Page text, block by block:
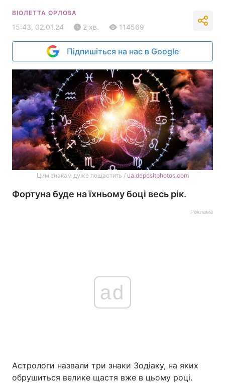
ВІОЛЕТТА ОРЛОВА
15:43, 02.01.24 2 хв. 114569
Підпишіться на нас в Google
Цим знакам дуже пощастить / ua.depositphotos.com
Фортуна буде на їхньому боці весь рік.
Реклама
ad
Астрологи назвали три знаки Зодіаку, на яких
обрушиться велике щастя вже в цьому році.